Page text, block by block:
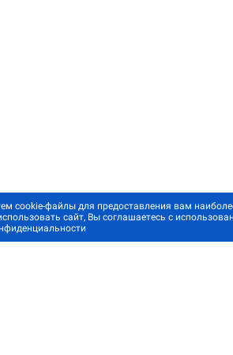
cookie-файлы для предоставления вам
сайт, Вы соглашаетесь с